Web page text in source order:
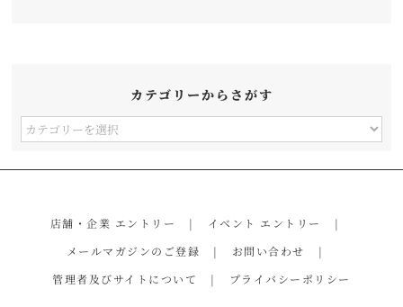
カテゴリーからさがす
カ
店舗・企業 エントリー
イベント エントリー
メールマガジンのご登録
お問い合わせ
管理者及びサイトについて
プライバシーポリシー